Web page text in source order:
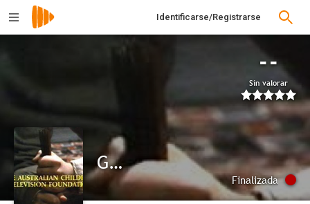
Identificarse/Registrarse
--
Sin valorar
Ganadores
Finalizada